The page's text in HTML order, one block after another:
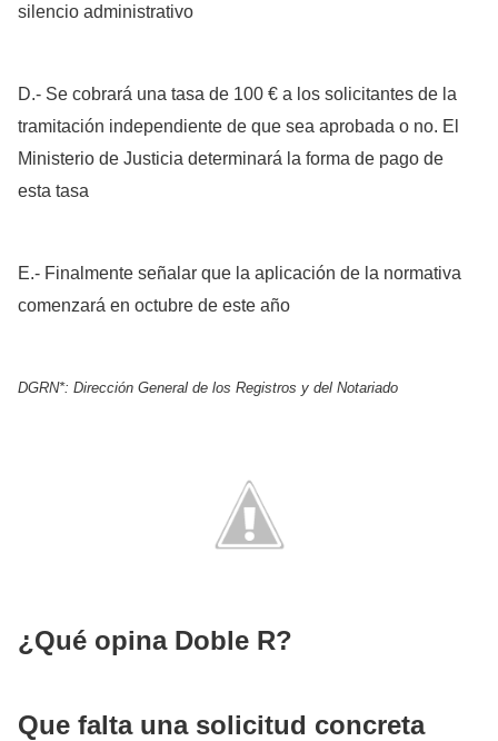
silencio administrativo
D.- Se cobrará una tasa de 100 € a los solicitantes de la
tramitación independiente de que sea aprobada o no. El
Ministerio de Justicia determinará la forma de pago de
esta tasa
E.- Finalmente señalar que la aplicación de la normativa
comenzará en octubre de este año
DGRN*: Dirección General de los Registros y del Notariado
¿Qué opina Doble R?
Que falta una solicitud concreta